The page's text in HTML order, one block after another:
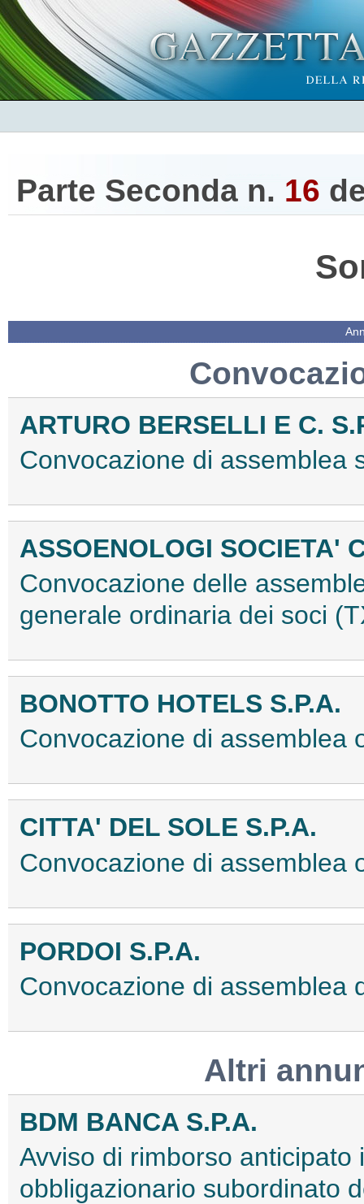
Parte Seconda n. 16
ARTURO BERSELLI E C.
Convocazione di assemblea
ASSOENOLOGI SOCIETA'
Convocazione delle
generale ordinaria dei soci
BONOTTO HOTELS S.P.A.
Convocazione di assemblea
CITTA' DEL SOLE S.P.A.
Convocazione di assemblea
PORDOI S.P.A.
Convocazione di assemblea
Altri
BDM BANCA S.P.A.
Avviso di rimborso anticipato
obbligazionario subordinato